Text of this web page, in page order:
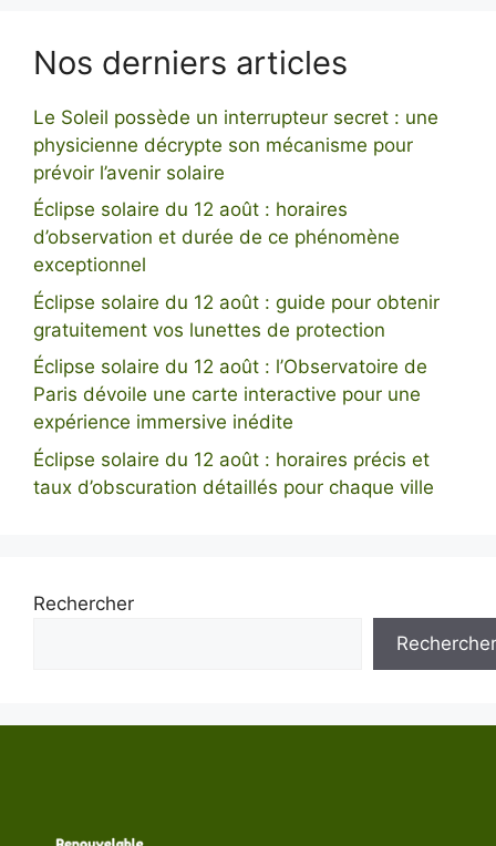
Nos derniers articles
Le Soleil possède un interrupteur secret : une
physicienne décrypte son mécanisme pour
prévoir l’avenir solaire
Éclipse solaire du 12 août : horaires
d’observation et durée de ce phénomène
exceptionnel
Éclipse solaire du 12 août : guide pour obtenir
gratuitement vos lunettes de protection
Éclipse solaire du 12 août : l’Observatoire de
Paris dévoile une carte interactive pour une
expérience immersive inédite
Éclipse solaire du 12 août : horaires précis et
taux d’obscuration détaillés pour chaque ville
Rechercher
Rechercher